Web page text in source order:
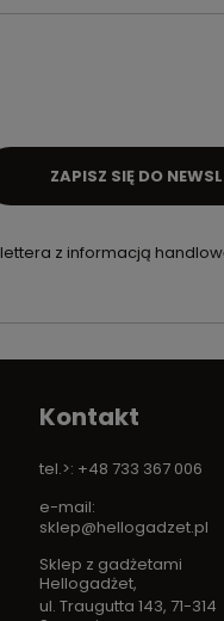
z informacją
ZAPISZ SIĘ DO
Kontakt
tel.>: +48 733 367 006
e-mail:
sklep@hellogadzet.pl
Sklep z gadżetami
Hellogadżet,
ul. Traugutta 143, 71-314